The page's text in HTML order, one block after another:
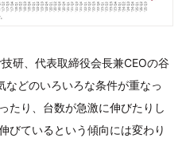
技研、代表取締役会長兼CEOの谷
どのいろいろな条件が重なっ
たり、台数が急激に伸びたりし
びているという傾向には変わり